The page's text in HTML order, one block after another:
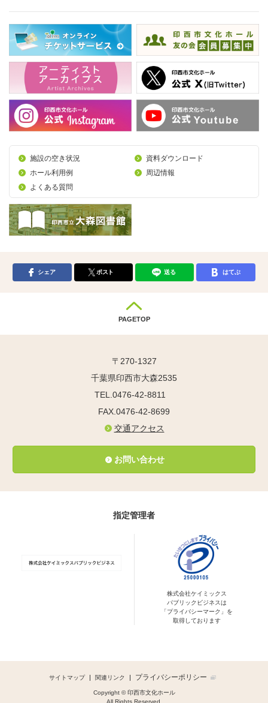
施設の空き状況
資料ダウンロード
ホール利用例
周辺情報
よくある質問
シェア ポスト 送る はてぶ
PAGETOP
〒270-1327
千葉県印西市大森2535
TEL.0476-42-8811
FAX.0476-42-8699
交通アクセス
お問い合わせ
指定管理者
株式会社ケイミックス
パブリックビジネスは
「プライバシーマーク」を
取得しております
サイトマップ 関連リンク プライバシーポリシー
Copyright © 印西市文化ホール
All Rights Reserved.